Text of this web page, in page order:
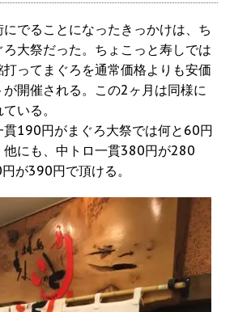
でることになったきっかけは、ち
大祭だった。ちょこっと寿しでは
ってまぐろを通常価格よりも安価
開催される。この2ヶ月は同様に
いる。
貫190円がまぐろ大祭では何と60円
他にも、中トロ一貫380円が280
が390円で頂ける。